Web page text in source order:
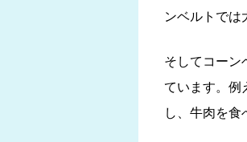
ンベルトでは
そしてコーン
ています。例
し、牛肉を食